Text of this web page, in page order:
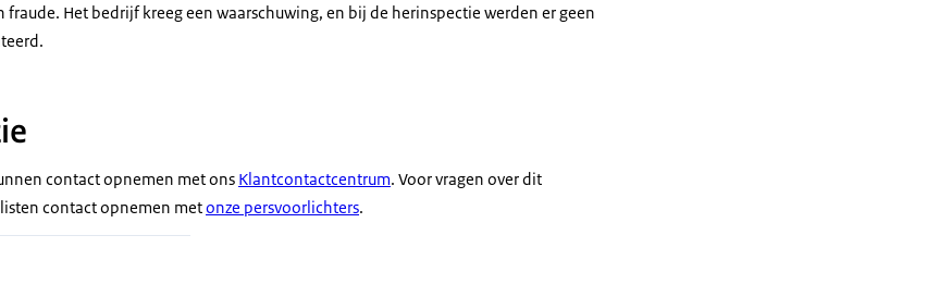
fraude. Het bedrijf kreeg een waarschuwing, en bij de herinspectie werden er geen
contact opnemen met ons Klantcontactcentrum. Voor vragen over dit
contact opnemen metonze persvoorlichters.